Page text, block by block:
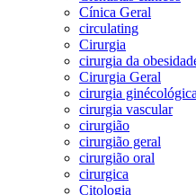
Cínica Geral
circulating
Cirurgia
cirurgia da
Cirurgia Geral
cirurgia ginécológica
cirurgia vascular
cirurgião
cirurgião geral
cirurgião oral
cirurgica
Citologia